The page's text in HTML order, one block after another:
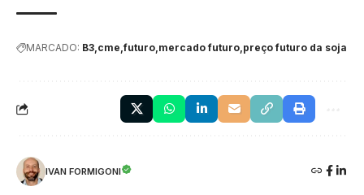
MARCADO: B3 cme futuro mercado futuro preço futuro da soja
IVAN FORMIGONI